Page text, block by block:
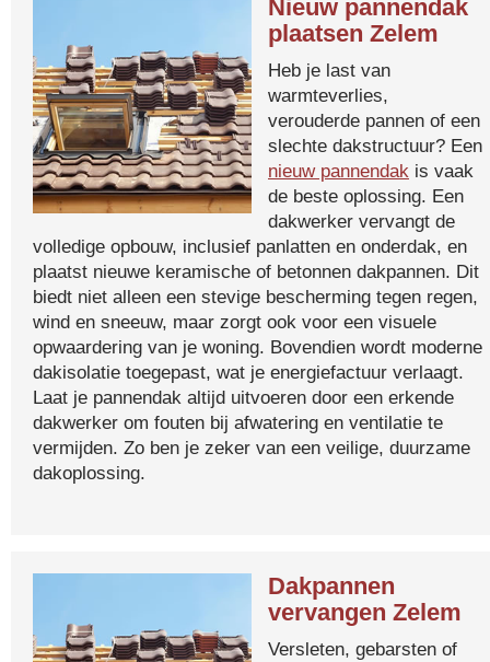
Nieuw pannendak
plaatsen Zelem
Heb je last van
warmteverlies,
verouderde pannen of een
slechte dakstructuur? Een
nieuw pannendak is vaak
de beste oplossing. Een
dakwerker vervangt de
volledige opbouw, inclusief panlatten en onderdak, en
plaatst nieuwe keramische of betonnen dakpannen. Dit
biedt niet alleen een stevige bescherming tegen regen,
wind en sneeuw, maar zorgt ook voor een visuele
opwaardering van je woning. Bovendien wordt moderne
dakisolatie toegepast, wat je energiefactuur verlaagt.
Laat je pannendak altijd uitvoeren door een erkende
dakwerker om fouten bij afwatering en ventilatie te
vermijden. Zo ben je zeker van een veilige, duurzame
dakoplossing.
Dakpannen
vervangen Zelem
Versleten, gebarsten of